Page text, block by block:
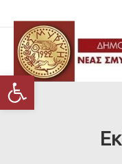
Ανοίξτε τη γραμμή εργαλείων